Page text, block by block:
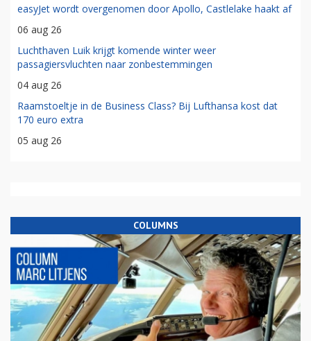
easyJet wordt overgenomen door Apollo, Castlelake haakt af
06 aug 26
Luchthaven Luik krijgt komende winter weer
passagiersvluchten naar zonbestemmingen
04 aug 26
Raamstoeltje in de Business Class? Bij Lufthansa kost dat
170 euro extra
05 aug 26
COLUMNS